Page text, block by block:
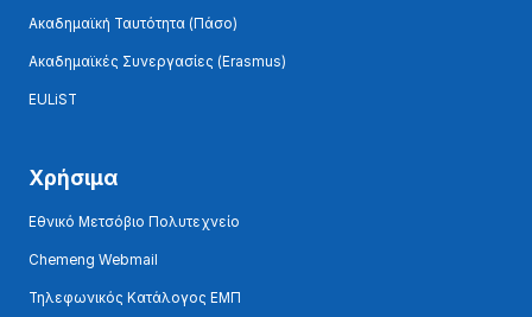
Ακαδημαϊκή Ταυτότητα (Πάσο)
Ακαδημαϊκές Συνεργασίες (Erasmus)
EULiST
Χρήσιμα
Εθνικό Μετσόβιο Πολυτεχνείο
Chemeng Webmail
Τηλεφωνικός Κατάλογος ΕΜΠ